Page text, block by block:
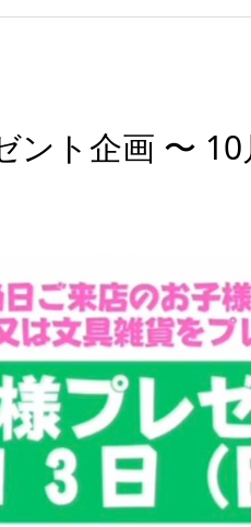
ント企画 〜